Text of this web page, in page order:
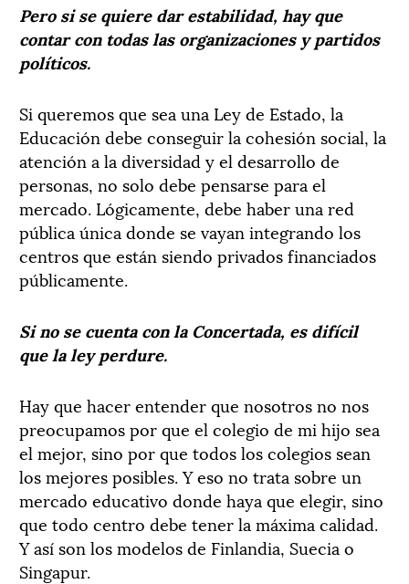
Pero si se quiere dar estabilidad, hay que
contar con todas las organizaciones y partidos
políticos.
Si queremos que sea una Ley de Estado, la
Educación debe conseguir la cohesión social, la
atención a la diversidad y el desarrollo de
personas, no solo debe pensarse para el
mercado. Lógicamente, debe haber una red
pública única donde se vayan integrando los
centros que están siendo privados financiados
públicamente.
Si no se cuenta con la Concertada, es difícil
que la ley perdure.
Hay que hacer entender que nosotros no nos
preocupamos por que el colegio de mi hijo sea
el mejor, sino por que todos los colegios sean
los mejores posibles. Y eso no trata sobre un
mercado educativo donde haya que elegir, sino
que todo centro debe tener la máxima calidad.
Y así son los modelos de Finlandia, Suecia o
Singapur.